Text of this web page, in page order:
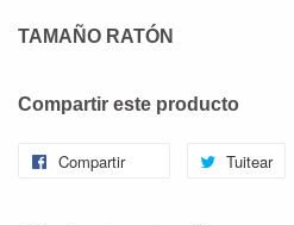
TAMAÑO RATÓN
Compartir este producto
Compartir Tuitear